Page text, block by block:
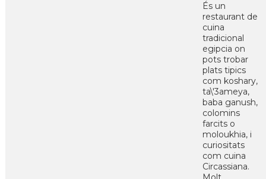
És un
restaurant de
cuina
tradicional
egipcia on
pots trobar
plats tipics
com koshary,
ta\'3ameya,
baba ganush,
colomins
farcits o
moloukhia, i
curiositats
com cuina
Circassiana.